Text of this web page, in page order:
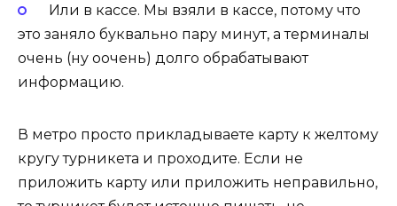
Или в кассе. Мы взяли в кассе, потому что
это заняло буквально пару минут, а терминалы
очень (ну оочень) долго обрабатывают
информацию.
В метро просто прикладываете карту к желтому
кругу турникета и проходите. Если не
приложить карту или приложить неправильно,